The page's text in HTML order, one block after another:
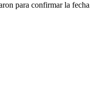
para confirmar la